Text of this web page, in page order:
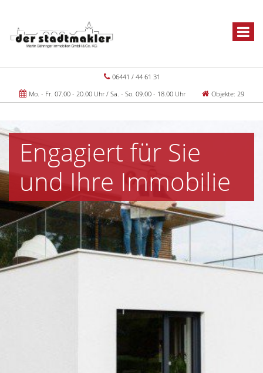
06441 / 44 61 31
Mo. - Fr. 07.00 - 20.00 Uhr / Sa. - So. 09.00 - 18.00 Uhr
Objekte: 29
Engagiert für Sie
und Ihre Immobilie